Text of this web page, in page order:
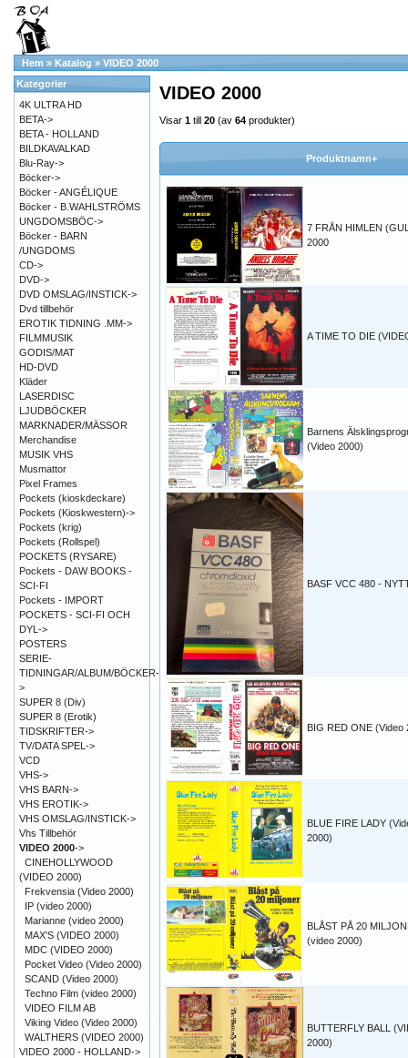
Hem » Katalog » VIDEO 2000
VIDEO 2000
Visar 1 till 20 (av 64 produkter)
Produktnamn+
7 FRÅN HIMLEN
2000
A TIME TO DIE
Barnens
(Video 2000)
BASF VCC 480 -
BIG RED ONE (Video
BLUE FIRE LADY
2000)
BLÅST PÅ 20
(video 2000)
BUTTERFLY BALL
2000)
Kategorier
4K ULTRA HD
BETA->
BETA - HOLLAND
BILDKAVALKAD
Blu-Ray->
Böcker->
Böcker - ANGÉLIQUE
Böcker - B.WAHLSTRÖMS
UNGDOMSBÖC->
Böcker - BARN
/UNGDOMS
CD->
DVD->
DVD OMSLAG/INSTICK->
Dvd tillbehör
EROTIK TIDNING .MM->
FILMMUSIK
GODIS/MAT
HD-DVD
Kläder
LASERDISC
LJUDBÖCKER
MARKNADER/MÄSSOR
Merchandise
MUSIK VHS
Musmattor
Pixel Frames
Pockets (kioskdeckare)
Pockets (Kioskwestern)->
Pockets (krig)
Pockets (Rollspel)
POCKETS (RYSARE)
Pockets - DAW BOOKS -
SCI-FI
Pockets - IMPORT
POCKETS - SCI-FI OCH
DYL->
POSTERS
SERIE-
TIDNINGAR/ALBUM/BÖCKER-
>
SUPER 8 (Div)
SUPER 8 (Erotik)
TIDSKRIFTER->
TV/DATA SPEL->
VCD
VHS->
VHS BARN->
VHS EROTIK->
VHS OMSLAG/INSTICK->
Vhs Tillbehör
VIDEO 2000->
CINEHOLLYWOOD
(VIDEO 2000)
Frekvensia (Video 2000)
IP (video 2000)
Marianne (video 2000)
MAX'S (VIDEO 2000)
MDC (VIDEO 2000)
Pocket Video (Video 2000)
SCAND (Video 2000)
Techno Film (video 2000)
VIDEO FILM AB
Viking Video (Video 2000)
WALTHERS (VIDEO 2000)
VIDEO 2000 - HOLLAND->